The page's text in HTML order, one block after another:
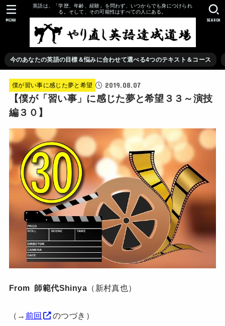
英語は、「学歴、年齢、経験」を問わず、いつからでも身につけられ
る。そして、その可能性はすべての人にある。
今のあなたの英語の目標＆悩みに合わせて選べる4つのテキスト＆コース
SEARCH
MENU
僕が習い事に感じた夢と希望 2019.08.07
【僕が「習い事」に感じた夢と希望３３～演技
編３０】
From 師範代Shinya （新村真也）
（→ 前回 のつづき）